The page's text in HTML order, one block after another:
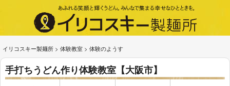
イリコスキー製麺所 > 体験教室 > 体験のようす
手打ちうどん作り体験教室【大阪市】